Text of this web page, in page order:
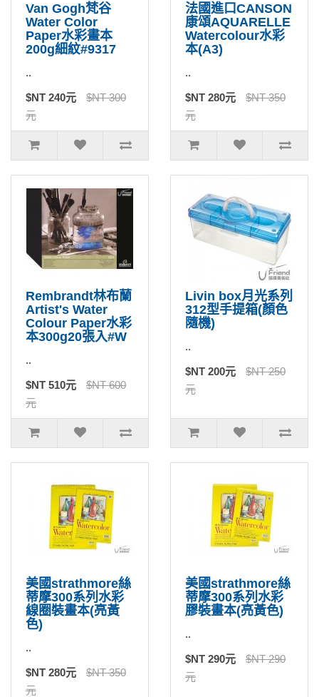
Van Gogh梵谷
Water Color
Paper水彩畫本
200g細紋#9317
..
$NT 240元
$NT 300
元
法國進口CANSON
康頌AQUARELLE
Watercolour水彩
本(A3)
..
$NT 280元
$NT 350
元
Rembrandt林布蘭
Artist's Water
Colour Paper水彩
本300g20張入#W
..
$NT 510元
$NT 600
元
Livin box月光系列
312型手提箱(顏色
隨機)
..
$NT 200元
$NT 250
元
美國strathmore絲
蒂摩300系列水彩
線圈裝畫本(亮黃
色)
..
$NT 280元
$NT 350
元
美國strathmore絲
蒂摩300系列水彩
膠裝畫本(亮黃色)
..
$NT 290元
$NT 290
元